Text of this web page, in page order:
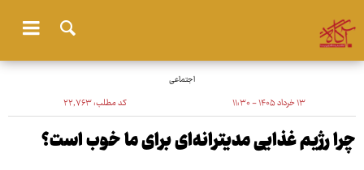
اجتماعی
۱۳ خرداد ۱۴۰۵ - ۱۱:۳۰ کد مطلب:۲۲٬۷۶۳
چرا رژیم غذایی مدیترانه‌ای برای ما خوب است؟